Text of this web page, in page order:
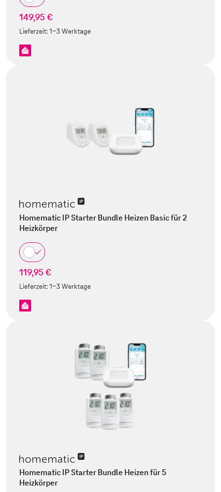
149,95 €
Lieferzeit:1-3 Werktage
Homematic IP Starter Bundle Heizen Basic für 2
Heizkörper
119,95 €
Lieferzeit:1-3 Werktage
Homematic IP Starter Bundle Heizen für 5
Heizkörper